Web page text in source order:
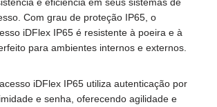
Com grau de proteção IP65, o
iDFlex IP65 é resistente à poeira e à
para ambientes internos e externos.
iDFlex IP65 utiliza autenticação por
e senha, oferecendo agilidade e